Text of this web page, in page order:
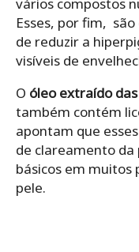
Esses, por fim,
de reduzir a
visíveis de
O óleo extraído
também contém
apontam que
de clareamento
básicos em
pele.